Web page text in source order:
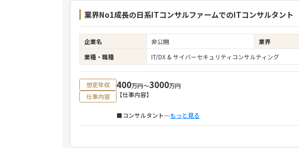
業界No1成長の日系ITコンサルファームでのITコンサルタント
企業名 非公開 業界
業種・職種
IT/DX & サイバーセキュリティコンサルティング
想定年収 400万円〜3000万円
仕事内容
【仕事内容】
■コンサルタント⋯もっと見る